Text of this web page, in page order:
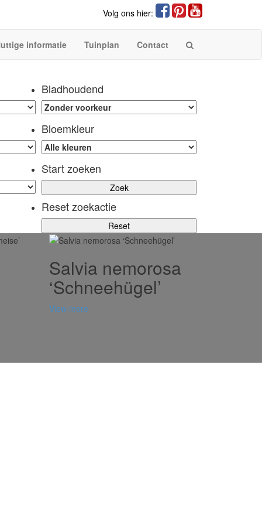
Volg ons hier:
informatie Tuinplan Contact
Bladhoudend
Bloemkleur
Start zoeken
Reset zoekactie
Salvia nemorosa
‘Schneehügel’
View more